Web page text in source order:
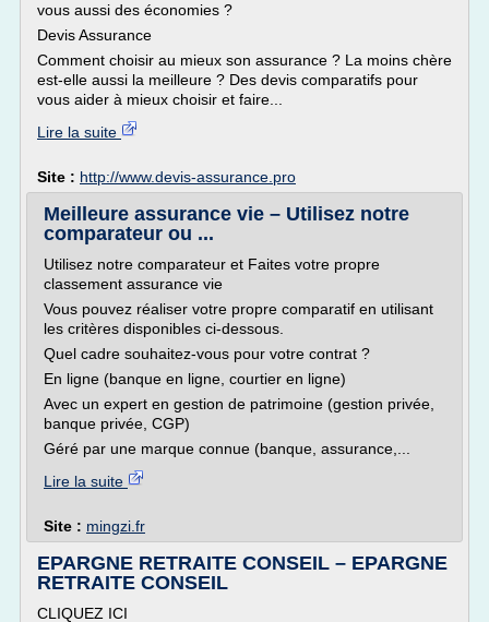
vous aussi des économies ?
Devis Assurance
Comment choisir au mieux son assurance ? La moins chère
est-elle aussi la meilleure ? Des devis comparatifs pour
vous aider à mieux choisir et faire...
Lire la suite
Site : http://www.devis-assurance.pro
Meilleure assurance vie – Utilisez notre
comparateur ou ...
Utilisez notre comparateur et Faites votre propre
classement assurance vie
Vous pouvez réaliser votre propre comparatif en utilisant
les critères disponibles ci-dessous.
Quel cadre souhaitez-vous pour votre contrat ?
En ligne (banque en ligne, courtier en ligne)
Avec un expert en gestion de patrimoine (gestion privée,
banque privée, CGP)
Géré par une marque connue (banque, assurance,...
Lire la suite
Site : mingzi.fr
EPARGNE RETRAITE CONSEIL – EPARGNE
RETRAITE CONSEIL
CLIQUEZ ICI